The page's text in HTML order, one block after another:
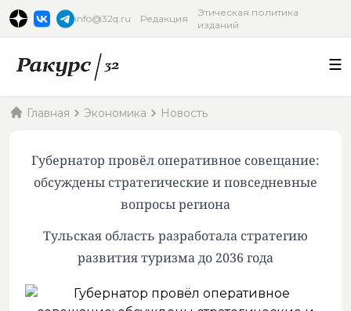
info@32q.ru Редакция
Этическая политика
изданий
Главная Экономика Новость
Губернатор провёл оперативное совещание:
обсуждены стратегические и повседневные
вопросы региона
Тульская область разработала стратегию
развития туризма до 2036 года